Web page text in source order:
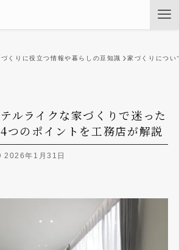
くりに役立つ情報や暮らしの豆知識 家づくりについ
ルライクな家づくりで迷った
つのポイントを工務店が解説
2026年1月31日